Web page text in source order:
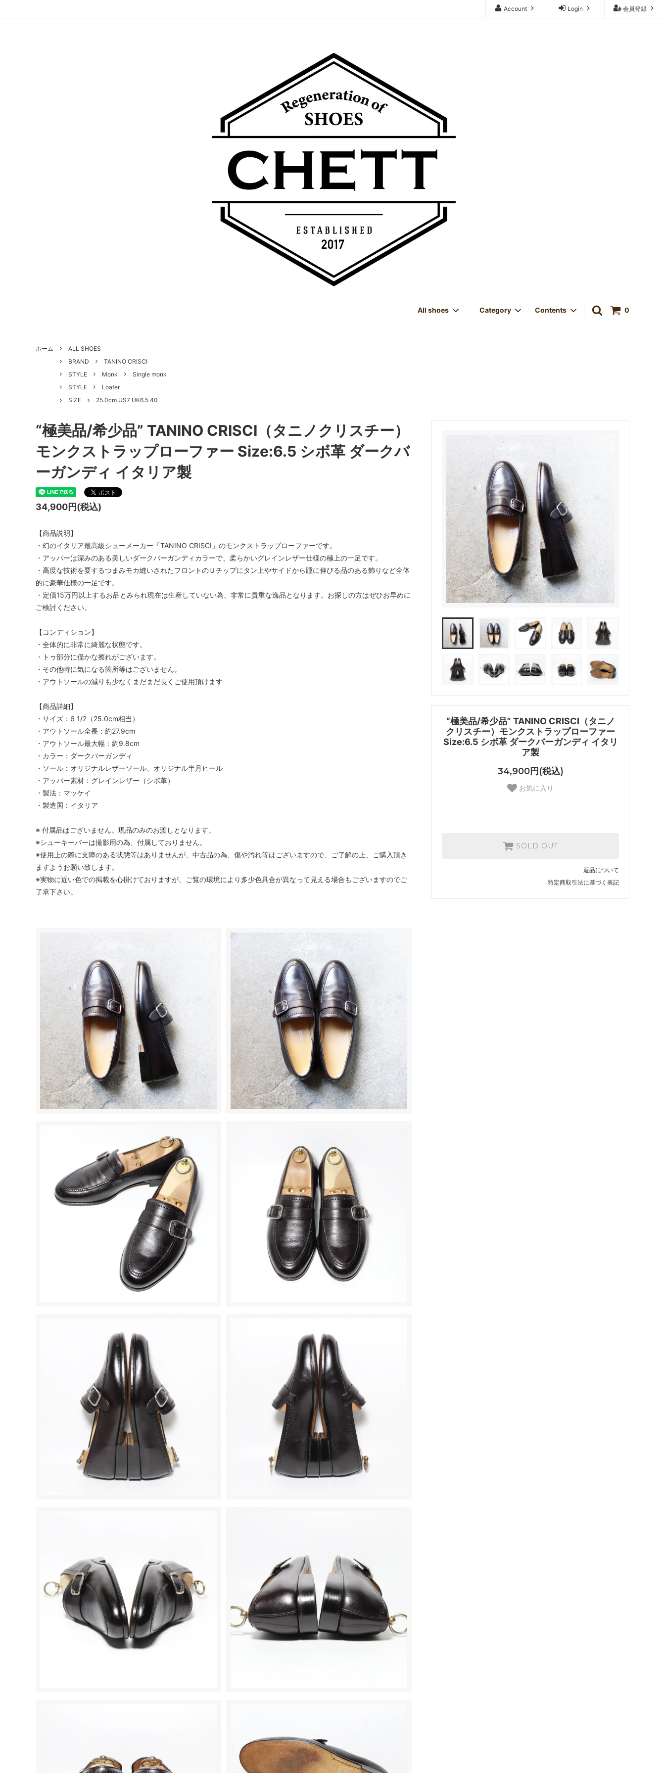
会員登録
Login
Account
0
All shoes
HANDLED PRODUCTS
Category
NEW ARRIVAL
Contents
Style Category - スタイルカテゴリー
ホーム
ALL SHOES
BRAND
TANINO CRISCI
STYLE
Monk
Single monk
STYLE
Loafer
SIZE
25.0cm US7 UK6.5 40
“極美品/希少品” TANINO CRISCI（タニノ
クリスチー）モンクストラップローファー
Size:6.5 シボ革 ダークバーガンディ イタリ
ア製
34,900円(税込)
お気に入り
SOLD OUT
返品について
特定商取引法に基づく表記
“極美品/希少品” TANINO CRISCI（タニノクリスチー）
モンクストラップローファー Size:6.5 シボ革 ダークバ
ーガンディ イタリア製
34,900円(税込)
【商品説明】
・幻のイタリア最高級シューメーカー「TANINO CRISCI」のモンクストラップローファーです。
・アッパーは深みのある美しいダークバーガンディカラーで、柔らかいグレインレザー仕様の極上の一足です。
・高度な技術を要するつまみモカ縫いされたフロントのＵチップにタン上やサイドから踵に伸びる品のある飾りなど全体
的に豪華仕様の一足です。
・定価15万円以上するお品とみられ現在は生産していない為、非常に貴重な逸品となります。お探しの方はぜひお早めに
ご検討ください。
【コンディション】
・全体的に非常に綺麗な状態です。
・トゥ部分に僅かな擦れがございます。
・その他特に気になる箇所等はございません。
・アウトソールの減りも少なくまだまだ長くご使用頂けます
【商品詳細】
・サイズ：6 1/2（25.0cm相当）
・アウトソール全長：約27.9cm
・アウトソール最大幅：約9.8cm
・カラー：ダークバーガンディ
・ソール：オリジナルレザーソール、オリジナル半月ヒール
・アッパー素材：グレインレザー（シボ革）
・製法：マッケイ
・製造国：イタリア
※ 付属品はございません。現品のみのお渡しとなります。
※シューキーパーは撮影用の為、付属しておりません。
※使用上の際に支障のある状態等はありませんが、中古品の為、傷や汚れ等はございますので、ご了解の上、ご購入頂き
ますようお願い致します。
※実物に近い色での掲載を心掛けておりますが、ご覧の環境により多少色具合が異なって見える場合もございますのでご
了承下さい。